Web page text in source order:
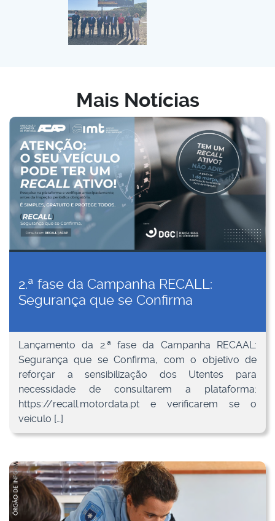
Mais Notícias
2.ª fase da Campanha RECALL:
Segurança que se Confirma
Lançamento da 2.ª fase da Campanha RECAAL:
Segurança que se Confirma, com o objetivo de
reforçar a sensibilização dos Utentes para
necessidade de consultarem a plataforma:
https://recall.motordata.pt e verificarem se o
veículo […]